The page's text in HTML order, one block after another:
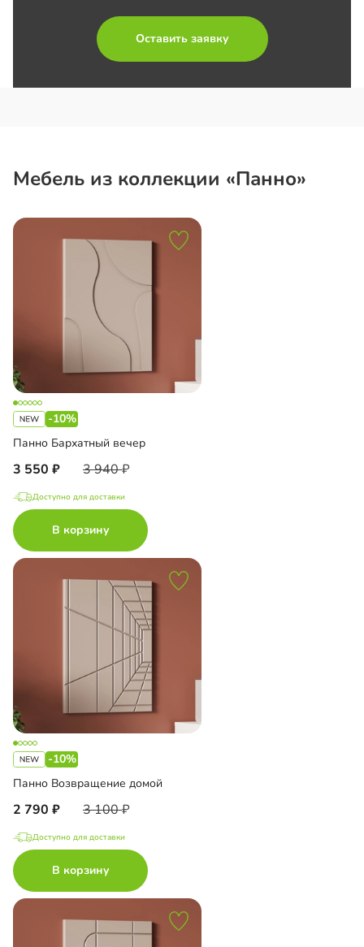
Оставить заявку
Мебель из коллекции «Панно»
-10%
Панно Бархатный вечер
3 550 3 940
Доступно для доставки
В корзину
-10%
Панно Возвращение домой
2 790 3 100
Доступно для доставки
В корзину